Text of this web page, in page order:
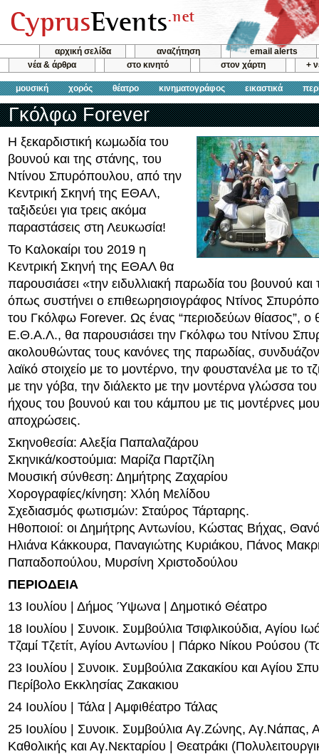
αρχική σελίδα αναζήτηση
email alerts
νέα & άρθρα
στο κινητό στον χάρτη +
μουσική χορός θέατρο κινηματογράφος εικαστικά
Γκόλφω Forever
Η ξεκαρδιστική κωμωδία του
βουνού και της στάνης, του
Ντίνου Σπυρόπουλου, από την
Κεντρική Σκηνή της ΕΘΑΛ,
ταξιδεύει για τρεις ακόμα
παραστάσεις στη Λευκωσία!
Το Καλοκαίρι του 2019 η
Κεντρική Σκηνή της ΕΘΑΛ θα
παρουσιάσει «την ειδυλλιακή παρωδία του βουνού και
όπως συστήνει ο επιθεωρησιογράφος Ντίνος
του Γκόλφω Forever. Ως ένας “περιοδεύων θίασος”, ο
Ε.Θ.Α.Λ., θα παρουσιάσει την Γκόλφω του Ντίνου
ακολουθώντας τους κανόνες της παρωδίας,
λαϊκό στοιχείο με το μοντέρνο, την φουστανέλα με το
με την γόβα, την διάλεκτο με την μοντέρνα γλώσσα
ήχους του βουνού και του κάμπου με τις μοντέρνες
αποχρώσεις.
Σκηνοθεσία: Αλεξία Παπαλαζάρου
Σκηνικά/κοστούμια: Μαρίζα Παρτζίλη
Μουσική σύνθεση: Δημήτρης Ζαχαρίου
Χορογραφίες/κίνηση: Χλόη Μελίδου
Σχεδιασμός φωτισμών: Σταύρος Τάρταρης.
Ηθοποιοί: οι Δημήτρης Αντωνίου, Κώστας Βήχας,
Ηλιάνα Κάκκουρα, Παναγιώτης Κυριάκου, Πάνος
Παπαδοπούλου, Μυρσίνη Χριστοδούλου
ΠΕΡΙΟΔΕΙΑ
13 Ιουλίου | Δήμος Ύψωνα | Δημοτικό Θέατρο
18 Ιουλίου | Συνοικ. Συμβούλια Τσιφλικούδια, Αγίου
Τζαμί Τζετίτ, Αγίου Αντωνίου | Πάρκο Νίκου Ρούσου
23 Ιουλίου | Συνοικ. Συμβούλια Ζακακίου και Αγίου
Περίβολο Εκκλησίας Ζακακιου
24 Ιουλίου | Τάλα | Αμφιθέατρο Τάλας
25 Ιουλίου | Συνοικ. Συμβούλια Aγ.Ζώνης, Αγ.Νάπας,
Καθολικής και Αγ.Νεκταρίου | Θεατράκι